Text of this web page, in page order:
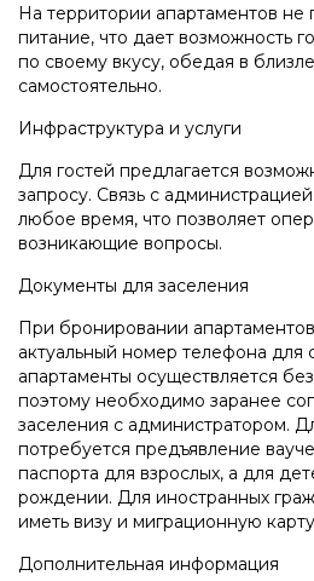
На территории апартаментов не
питание, что дает возможность
по своему вкусу, обедая в
самостоятельно.
Инфраструктура и услуги
Для гостей предлагается
запросу. Связь с
любое время, что позволяет
возникающие вопросы.
Документы для заселения
При бронировании
актуальный номер телефона для
апартаменты осуществляется
поэтому необходимо заранее
заселения с администратором.
потребуется предъявление
паспорта для взрослых, а для
рождении. Для иностранных
иметь визу и миграционную
Дополнительная информация